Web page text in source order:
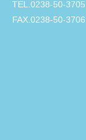
TEL.0238-50-3705
FAX.0238-50-3706